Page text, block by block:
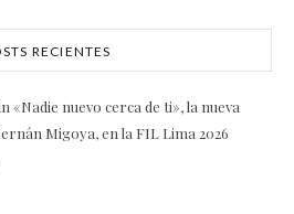
RECIENTES
«Nadie nuevo cerca de ti», la nueva
Migoya, en la FIL Lima 2026